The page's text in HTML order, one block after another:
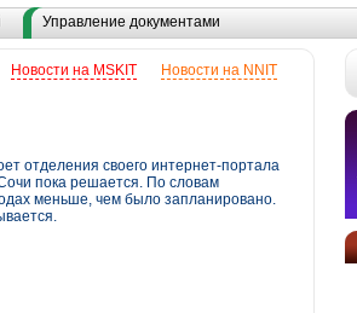
Управление документами
Новости на NNIT
Новости на MSKIT
отделения своего интернет-портала
пока решается. По словам
меньше, чем было запланировано.